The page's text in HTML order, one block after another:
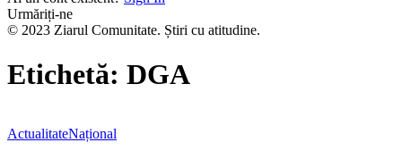
Urmăriți-ne
© 2023 Ziarul Comunitate. Știri cu atitudine.
Etichetă: DGA
ActualitateNațional